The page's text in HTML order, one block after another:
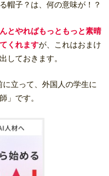
帽子？は、何の意味が！？
とやればもっともっと素晴
くれますが、これはおまけ
しておきます。
立って、外国人の学生に
」です。